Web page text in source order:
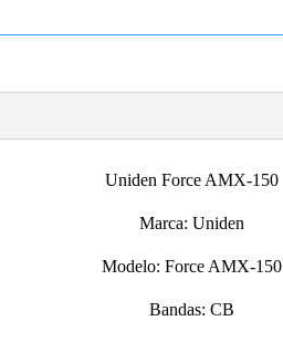
Uniden Force AMX-150
Marca: Uniden
Modelo: Force AMX-150
Bandas: CB